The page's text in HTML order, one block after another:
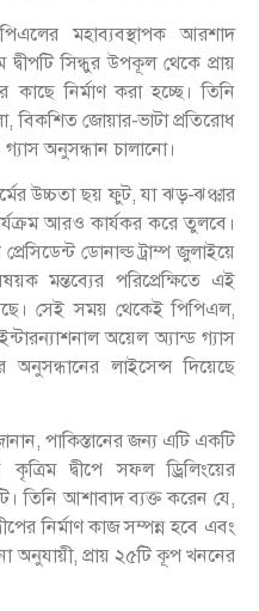
মহাব্যবস্থাপক আরশাদ
সিন্ধুর উপকূল থেকে প্রায়
নির্মাণ করা হচ্ছে। তিনি
বিকশিত জোয়ার-ভাটা প্রতিরোধ
অনুসন্ধান চালানো।
উচ্চতা ছয় ফুট, যা ঝড়-ঝঞ্ঝার
আরও কার্যকর করে তুলবে।
ডোনাল্ড ট্রাম্প জুলাইয়ে
মন্তব্যের পরিপ্রেক্ষিতে এই
সেই সময় থেকেই পিপিএল,
অয়েল অ্যান্ড গ্যাস
লাইসেন্স দিয়েছে
পাকিস্তানের জন্য এটি একটি
দ্বীপে সফল ড্রিলিংয়ের
তিনি আশাবাদ ব্যক্ত করেন যে,
নির্মাণ কাজ সম্পন্ন হবে এবং
অনুযায়ী, প্রায় ২৫টি কূপ খননের